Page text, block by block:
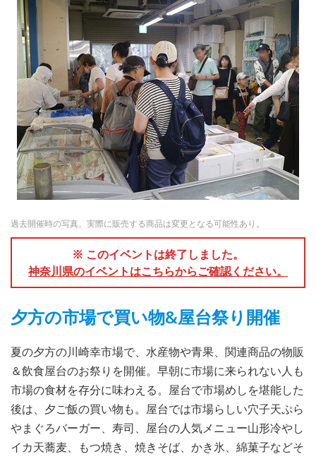
過去開催時の写真。実際に販売する商品は変更となる可能性あり。
※ このイベントは終了しました。
神奈川県のイベントはこちらからご確認ください。
夕方の市場で買い物&屋台祭り開催
夏の夕方の川崎幸市場で、水産物や青果、関連商品の物販
＆飲食屋台のお祭りを開催。早朝に市場に来られない人も
市場の食材を存分に味わえる。屋台で市場めしを堪能した
後は、夕ご飯の買い物も。屋台では市場らしい穴子天ぷら
やまぐろバーガー、寿司、屋台の人気メニュー山形冷やし
イカ天蕎麦、もつ焼き、焼きそば、かき氷、綿菓子などそ